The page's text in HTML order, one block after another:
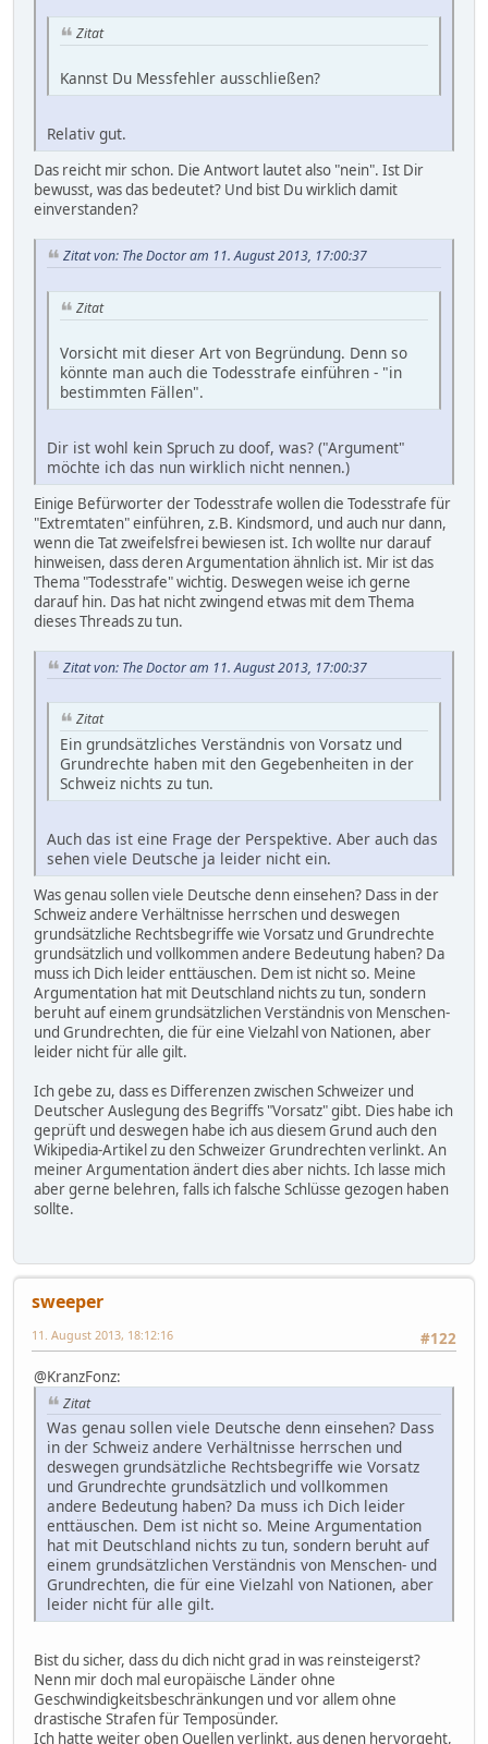
Zitat
Kannst Du Messfehler ausschließen?
Relativ gut.
Das reicht mir schon. Die Antwort lautet also "nein". Ist Dir
bewusst, was das bedeutet? Und bist Du wirklich damit
einverstanden?
Zitat von: The Doctor am 11. August 2013, 17:00:37
Zitat
Vorsicht mit dieser Art von Begründung. Denn so
könnte man auch die Todesstrafe einführen - "in
bestimmten Fällen".
Dir ist wohl kein Spruch zu doof, was? ("Argument"
möchte ich das nun wirklich nicht nennen.)
Einige Befürworter der Todesstrafe wollen die Todesstrafe für
"Extremtaten" einführen, z.B. Kindsmord, und auch nur dann,
wenn die Tat zweifelsfrei bewiesen ist. Ich wollte nur darauf
hinweisen, dass deren Argumentation ähnlich ist. Mir ist das
Thema "Todesstrafe" wichtig. Deswegen weise ich gerne
darauf hin. Das hat nicht zwingend etwas mit dem Thema
dieses Threads zu tun.
Zitat von: The Doctor am 11. August 2013, 17:00:37
Zitat
Ein grundsätzliches Verständnis von Vorsatz und
Grundrechte haben mit den Gegebenheiten in der
Schweiz nichts zu tun.
Auch das ist eine Frage der Perspektive. Aber auch das
sehen viele Deutsche ja leider nicht ein.
Was genau sollen viele Deutsche denn einsehen? Dass in der
Schweiz andere Verhältnisse herrschen und deswegen
grundsätzliche Rechtsbegriffe wie Vorsatz und Grundrechte
grundsätzlich und vollkommen andere Bedeutung haben? Da
muss ich Dich leider enttäuschen. Dem ist nicht so. Meine
Argumentation hat mit Deutschland nichts zu tun, sondern
beruht auf einem grundsätzlichen Verständnis von Menschen-
und Grundrechten, die für eine Vielzahl von Nationen, aber
leider nicht für alle gilt.
Ich gebe zu, dass es Differenzen zwischen Schweizer und
Deutscher Auslegung des Begriffs "Vorsatz" gibt. Dies habe ich
geprüft und deswegen habe ich aus diesem Grund auch den
Wikipedia-Artikel zu den Schweizer Grundrechten verlinkt. An
meiner Argumentation ändert dies aber nichts. Ich lasse mich
aber gerne belehren, falls ich falsche Schlüsse gezogen haben
sollte.
sweeper
#122
11. August 2013, 18:12:16
@KranzFonz:
Zitat
Was genau sollen viele Deutsche denn einsehen? Dass
in der Schweiz andere Verhältnisse herrschen und
deswegen grundsätzliche Rechtsbegriffe wie Vorsatz
und Grundrechte grundsätzlich und vollkommen
andere Bedeutung haben? Da muss ich Dich leider
enttäuschen. Dem ist nicht so. Meine Argumentation
hat mit Deutschland nichts zu tun, sondern beruht auf
einem grundsätzlichen Verständnis von Menschen- und
Grundrechten, die für eine Vielzahl von Nationen, aber
leider nicht für alle gilt.
Bist du sicher, dass du dich nicht grad in was reinsteigerst?
Nenn mir doch mal europäische Länder ohne
Geschwindigkeitsbeschränkungen und vor allem ohne
drastische Strafen für Temposünder.
Ich hatte weiter oben Quellen verlinkt, aus denen hervorgeht,